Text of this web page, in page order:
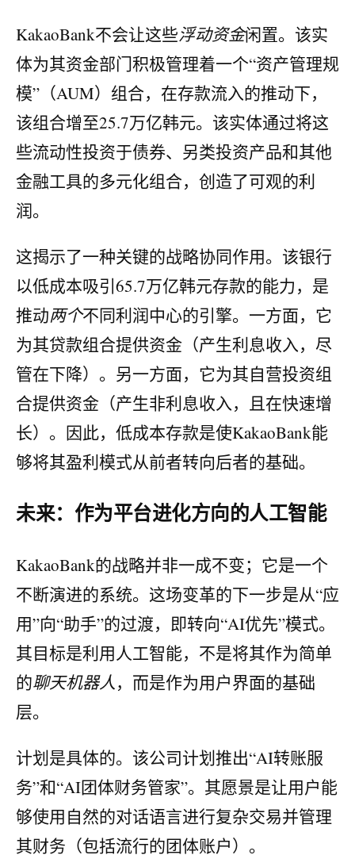
KakaoBank不会让这些浮动资金闲置。该实
体为其资金部门积极管理着一个“资产管理规
模”（AUM）组合，在存款流入的推动下，
该组合增至25.7万亿韩元。该实体通过将这
些流动性投资于债券、另类投资产品和其他
金融工具的多元化组合，创造了可观的利
润。
这揭示了一种关键的战略协同作用。该银行
以低成本吸引65.7万亿韩元存款的能力，是
推动两个不同利润中心的引擎。一方面，它
为其贷款组合提供资金（产生利息收入，尽
管在下降）。另一方面，它为其自营投资组
合提供资金（产生非利息收入，且在快速增
长）。因此，低成本存款是使KakaoBank能
够将其盈利模式从前者转向后者的基础。
未来：作为平台进化方向的人工智能
KakaoBank的战略并非一成不变；它是一个
不断演进的系统。这场变革的下一步是从“应
用”向“助手”的过渡，即转向“AI优先”模式。
其目标是利用人工智能，不是将其作为简单
的聊天机器人，而是作为用户界面的基础
层。
计划是具体的。该公司计划推出“AI转账服
务”和“AI团体财务管家”。其愿景是让用户能
够使用自然的对话语言进行复杂交易并管理
其财务（包括流行的团体账户）。